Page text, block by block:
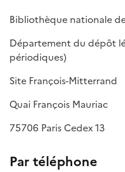
Bibliothèque nationale
Département du dépôt
périodiques)
Site François-Mitterrand
Quai François Mauriac
75706 Paris Cedex 13
Par téléphone